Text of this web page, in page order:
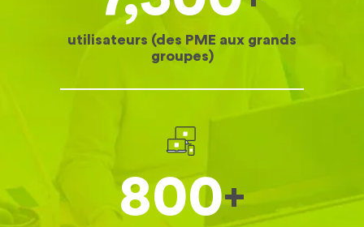
utilisateurs (des PME aux grands
groupes)
800+